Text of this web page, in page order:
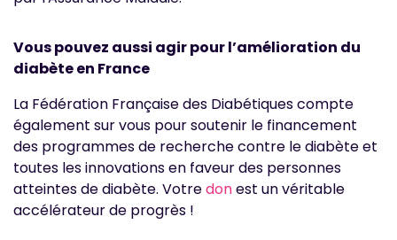
Vous pouvez aussi agir pour l’amélioration du
diabète en France
La Fédération Française des Diabétiques compte
également sur vous pour soutenir le financement
des programmes de recherche contre le diabète et
toutes les innovations en faveur des personnes
atteintes de diabète. Votredonest un véritable
accélérateur de progrès !